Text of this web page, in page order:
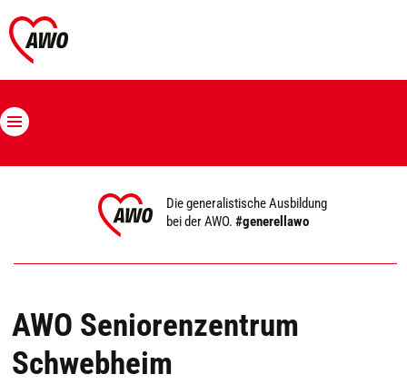
Die generalistische Ausbildung
bei der AWO.#generellawo
AWO Seniorenzentrum
Schwebheim